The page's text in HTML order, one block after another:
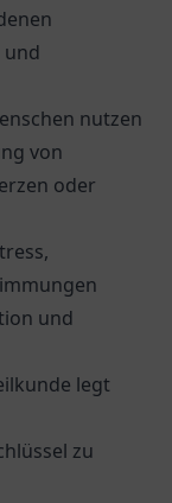
und
nutzen
von
oder
und
legt
zu